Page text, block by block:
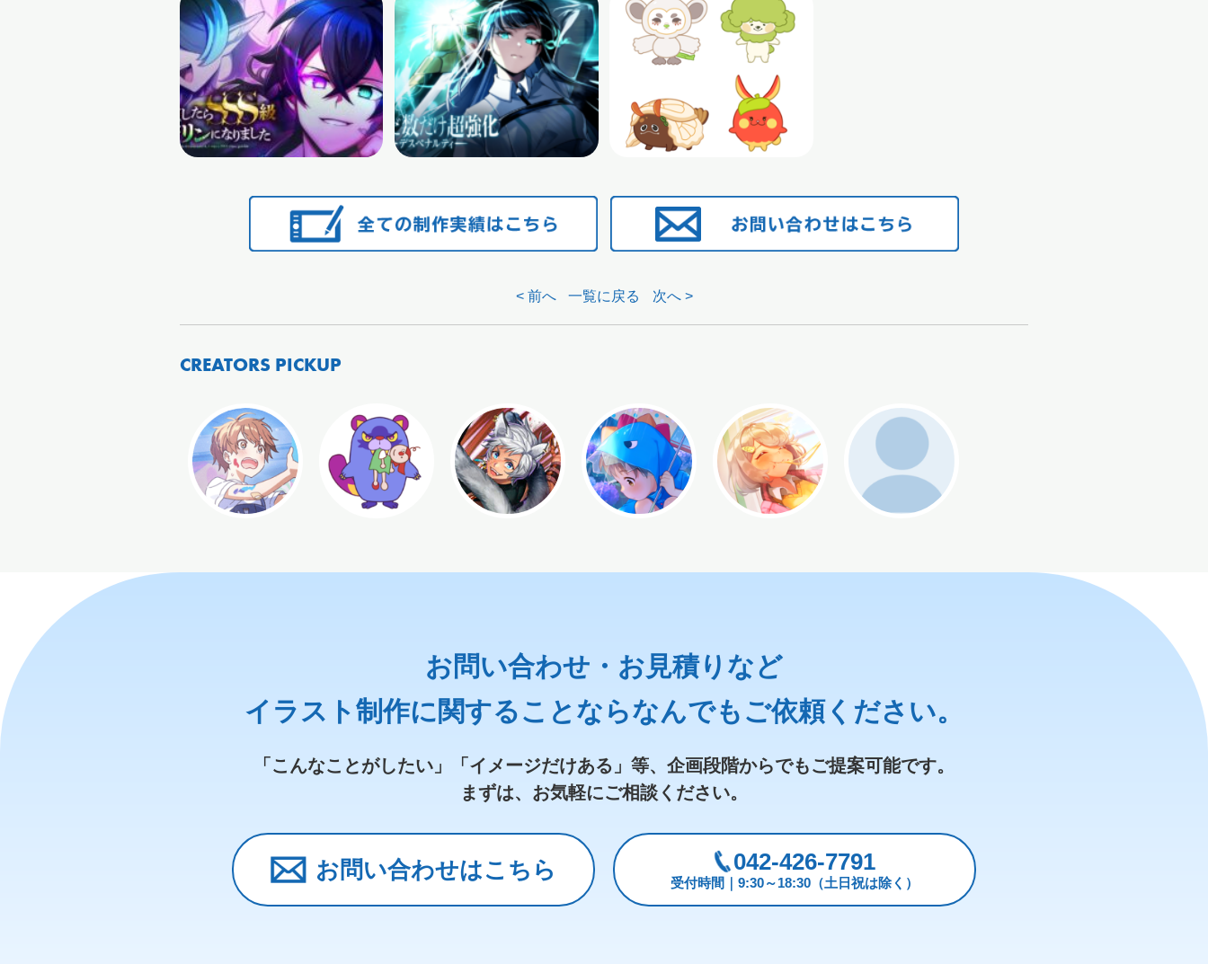
< 前へ 一覧に戻る 次へ >
CREATORS PICKUP
お問い合わせ・お見積りなど
イラスト制作に関することならなんでもご依頼ください。
「こんなことがしたい」「イメージだけある」等、 企画段階からでもご提案可能です。
まずは、お気軽にご相談ください。
お問い合わせはこちら 042-426-7791
受付時間｜9:30～18:30（土日祝は除く）